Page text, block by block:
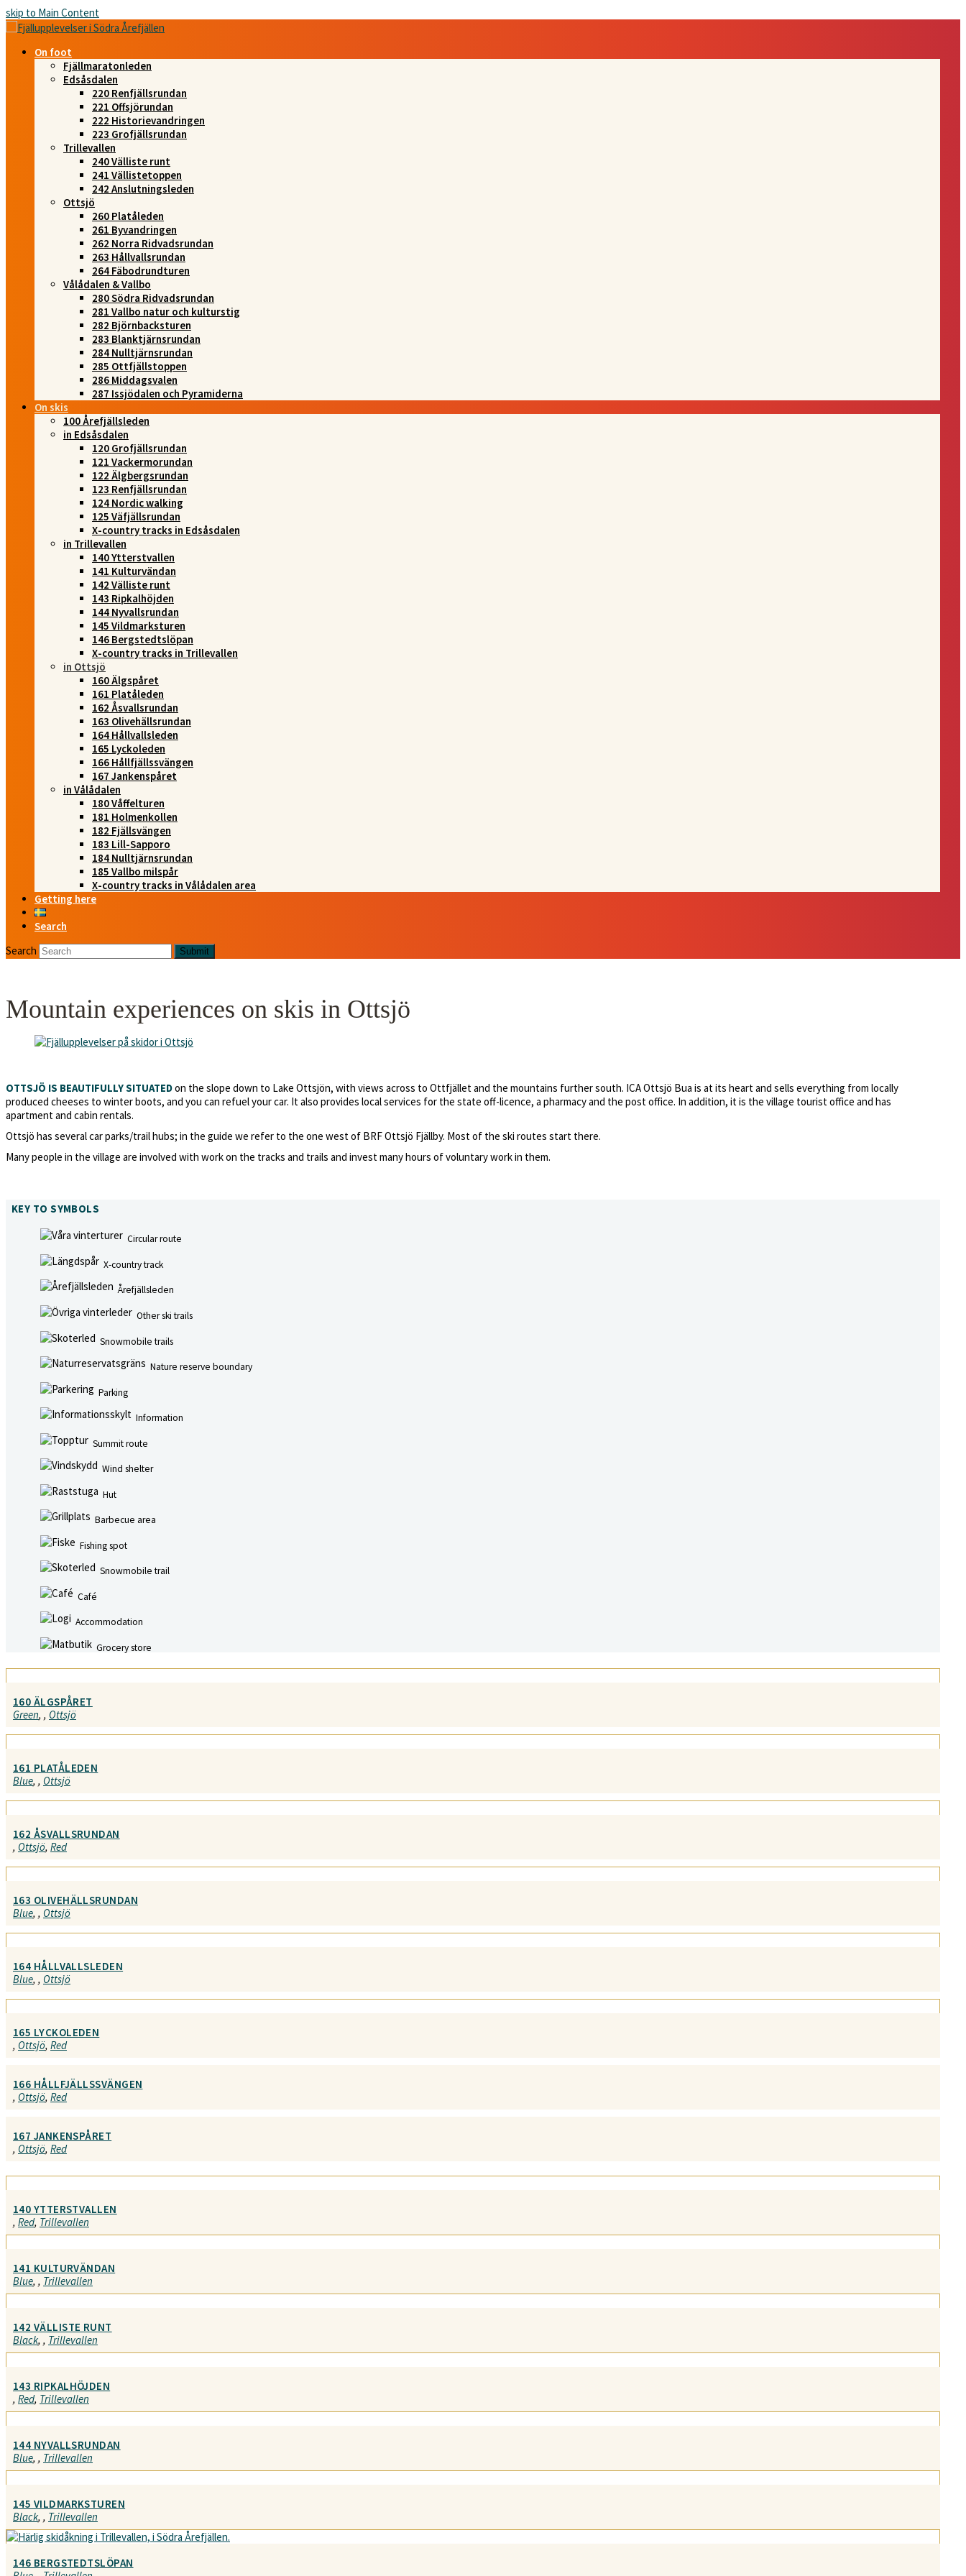
skip to Main Content
On foot
Fjällmaratonleden
Edsåsdalen
220 Renfjällsrundan
221 Offsjörundan
222 Historievandringen
223 Grofjällsrundan
Trillevallen
240 Välliste runt
241 Vällistetoppen
242 Anslutningsleden
Ottsjö
260 Platåleden
261 Byvandringen
262 Norra Ridvadsrundan
263 Hållvallsrundan
264 Fäbodrundturen
Vålådalen & Vallbo
280 Södra Ridvadsrundan
281 Vallbo natur och kulturstig
282 Björnbacksturen
283 Blanktjärnsrundan
284 Nulltjärnsrundan
285 Ottfjällstoppen
286 Middagsvalen
287 Issjödalen och Pyramiderna
On skis
100 Årefjällsleden
in Edsåsdalen
120 Grofjällsrundan
121 Vackermorundan
122 Älgbergsrundan
123 Renfjällsrundan
124 Nordic walking
125 Väfjällsrundan
X-country tracks in Edsåsdalen
in Trillevallen
140 Ytterstvallen
141 Kulturvändan
142 Välliste runt
143 Ripkalhöjden
144 Nyvallsrundan
145 Vildmarksturen
146 Bergstedtslöpan
X-country tracks in Trillevallen
in Ottsjö
160 Älgspåret
161 Platåleden
162 Åsvallsrundan
163 Olivehällsrundan
164 Hållvallsleden
165 Lyckoleden
166 Hållfjällssvängen
167 Jankenspåret
in Vålådalen
180 Våffelturen
181 Holmenkollen
182 Fjällsvängen
183 Lill-Sapporo
184 Nulltjärnsrundan
185 Vallbo milspår
X-country tracks in Vålådalen area
Getting here
Search
Search
Submit
Mountain experiences on skis in Ottsjö
OTTSJÖ IS BEAUTIFULLY SITUATEDon the slope down to Lake Ottsjön, with views across to Ottfjället and the mountains further south. ICA Ottsjö Bua is at its heart and sells everything from locally
produced cheeses to winter boots, and you can refuel your car. It also provides local services for the state off-licence, a pharmacy and the post office. In addition, it is the village tourist office and has
apartment and cabin rentals.
Ottsjö has several car parks/trail hubs; in the guide we refer to the one west of BRF Ottsjö Fjällby. Most of the ski routes start there.
Many people in the village are involved with work on the tracks and trails and invest many hours of voluntary work in them.
KEY TO SYMBOLS
Circular route
X-country track
Årefjällsleden
Other ski trails
Snowmobile trails
Nature reserve boundary
Parking
Information
Summit route
Wind shelter
Hut
Barbecue area
Fishing spot
Snowmobile trail
Café
Accommodation
Grocery store
160 ÄLGSPÅRET
Green, , Ottsjö
161 PLATÅLEDEN
Blue, , Ottsjö
162 ÅSVALLSRUNDAN
, Ottsjö, Red
163 OLIVEHÄLLSRUNDAN
Blue, , Ottsjö
164 HÅLLVALLSLEDEN
Blue, , Ottsjö
165 LYCKOLEDEN
, Ottsjö, Red
166 HÅLLFJÄLLSSVÄNGEN
, Ottsjö, Red
167 JANKENSPÅRET
, Ottsjö, Red
140 YTTERSTVALLEN
, Red, Trillevallen
141 KULTURVÄNDAN
Blue, , Trillevallen
142 VÄLLISTE RUNT
Black, , Trillevallen
143 RIPKALHÖJDEN
, Red, Trillevallen
144 NYVALLSRUNDAN
Blue, , Trillevallen
145 VILDMARKSTUREN
Black, , Trillevallen
146 BERGSTEDTSLÖPAN